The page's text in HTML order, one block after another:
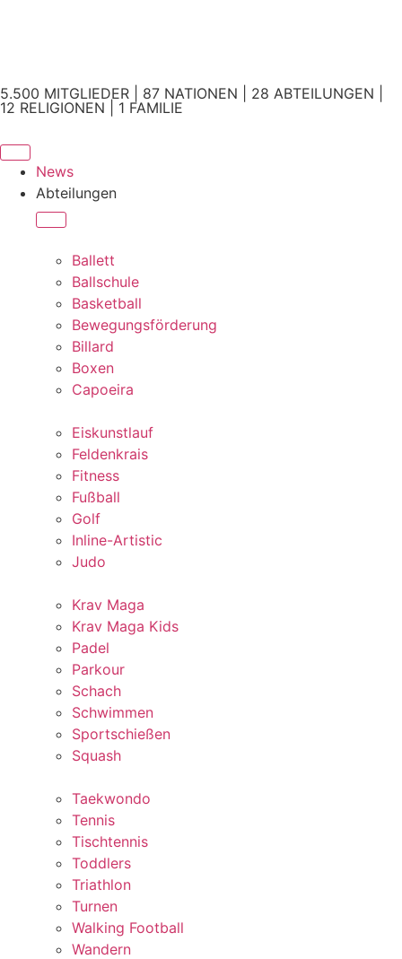
5.500 MITGLIEDER | 87 NATIONEN | 28 ABTEILUNGEN |
12 RELIGIONEN | 1 FAMILIE
News
Abteilungen
Ballett
Ballschule
Basketball
Bewegungsförderung
Billard
Boxen
Capoeira
Eiskunstlauf
Feldenkrais
Fitness
Fußball
Golf
Inline-Artistic
Judo
Krav Maga
Krav Maga Kids
Padel
Parkour
Schach
Schwimmen
Sportschießen
Squash
Taekwondo
Tennis
Tischtennis
Toddlers
Triathlon
Turnen
Walking Football
Wandern